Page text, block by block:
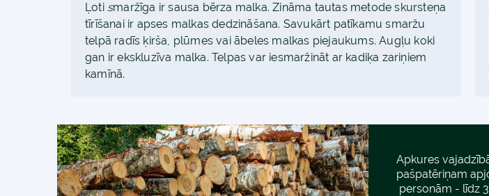
Ļoti smaržīga ir sausa bērza malka. Zināma tautas metode skursteņa
tīrīšanai ir apses malkas dedzināšana. Savukārt patīkamu smaržu
telpā radīs ķirša, plūmes vai ābeles malkas piejaukums. Augļu koki
gan ir ekskluzīva malka. Telpas var iesmaržināt ar kadiķa zariņiem
kamīnā.
Apkures
pašpatēriņam
personām - līdz